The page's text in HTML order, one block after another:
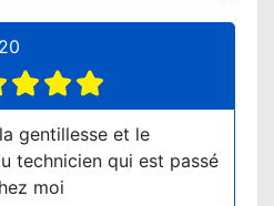
gentillesse et le
technicien qui est passé
moi